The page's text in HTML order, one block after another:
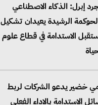
إبرل: الذكاء الاصطناعي
الرشيدة يعيدان تشكيل
الاستدامة في قطاع علوم
خضير يدعو الشركات لربط
الاستدامة بالاداء الفعلي